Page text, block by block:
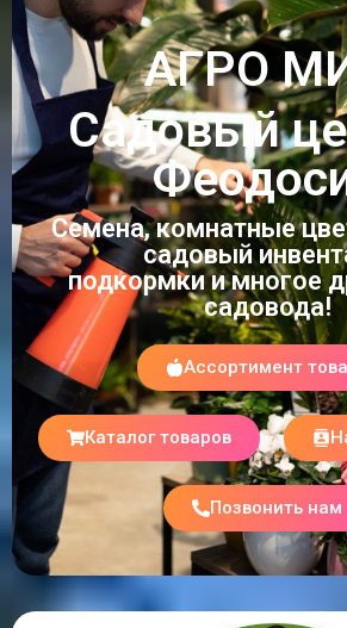
АГРО
Садовый
Семена, комнатные
садовый
подкормки и многое
садовода!
Ассортимент
Каталог товаров
Позвонить нам